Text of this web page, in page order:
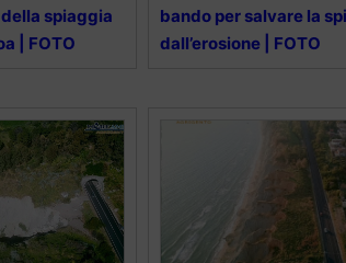
spiaggia
| FOTO
bando per salvare la
dall’erosione | FOTO